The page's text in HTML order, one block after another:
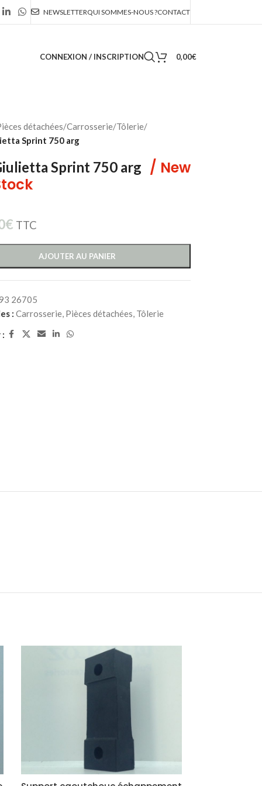
NEWSLETTERQUI SOMMES-NOUS ?CONTACT
CONNEXION / INSCRIPTION 0,00€
détachées/Carrosserie/Tôlerie/
Sprint 750 arg
Sprint 750 arg / New
€ TTC
AJOUTER AU PANIER
26705
: Carrosserie, Pièces détachées, Tôlerie
: